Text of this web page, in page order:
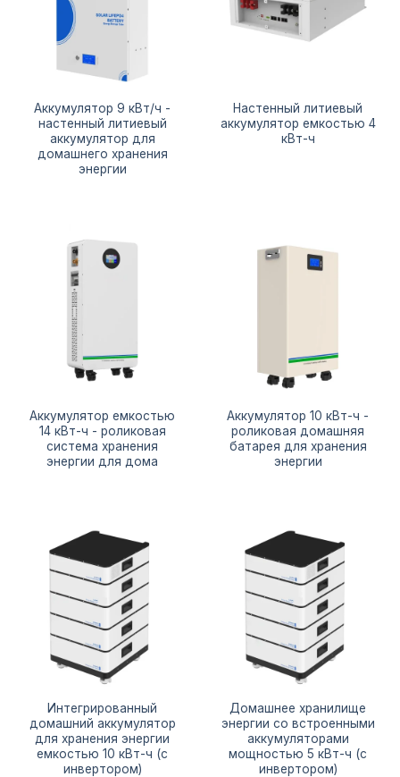
Аккумулятор 9 кВт/ч -
настенный литиевый
аккумулятор для
домашнего хранения
энергии
Настенный литиевый
аккумулятор емкостью 4
кВт-ч
Аккумулятор емкостью
14 кВт-ч - роликовая
система хранения
энергии для дома
Аккумулятор 10 кВт-ч -
роликовая домашняя
батарея для хранения
энергии
Интегрированный
домашний аккумулятор
для хранения энергии
емкостью 10 кВт-ч (с
инвертором)
Домашнее хранилище
энергии со встроенными
аккумуляторами
мощностью 5 кВт-ч (с
инвертором)